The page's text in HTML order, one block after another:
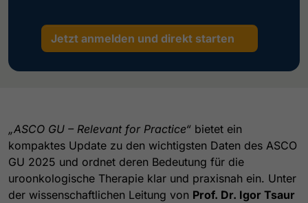
Jetzt anmelden und direkt starten
„ASCO GU – Relevant for Practice“ bietet ein
kompaktes Update zu den wichtigsten Daten des ASCO
GU 2025 und ordnet deren Bedeutung für die
uroonkologische Therapie klar und praxisnah ein. Unter
der wissenschaftlichen Leitung von Prof. Dr. Igor Tsaur